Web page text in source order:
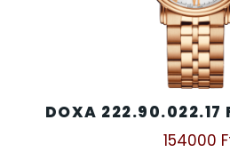
DOXA 222.90.022.17
154000